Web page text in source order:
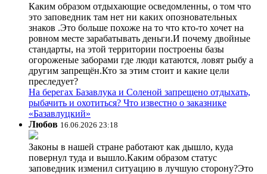
Каким образом отдыхающие осведомленны, о том что
это заповедник там нет ни каких опозновательных
знаков .Это больше похоже на то что кто-то хочет на
ровном месте зарабатывать деньги.И почему двойные
стандарты, на этой территории построены базы
огороженые заборами где люди катаются, ловят рыбу а
другим запрещён.Кто за этим стоит и какие цели
преследует?
На берегах Базавлука и Соленой запрещено отдыхать,
рыбачить и охотиться? Что известно о заказнике
«Базавлуцкий»
Любов 16.06.2026 23:18
Законы в нашей стране работают как дышло, куда
повернул туда и вышло.Каким образом статус
заповедник изменил ситуацию в лучшую сторону?Это